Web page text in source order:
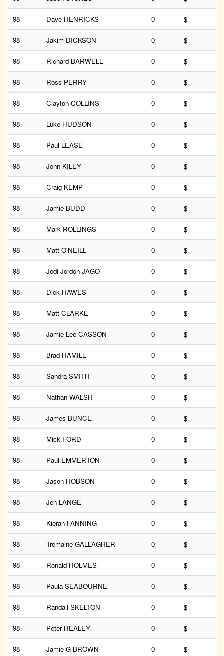
98 Dave HENRICKS 0 $ -
98 Jakim DICKSON 0 $ -
98 Richard BARWELL 0 $ -
98 Ross PERRY 0 $ -
98 Clayton COLLINS 0 $ -
98 Luke HUDSON 0 $ -
98 Paul LEASE 0 $ -
98 John KILEY 0 $ -
98 Craig KEMP 0 $ -
98 Jamie BUDD 0 $ -
98 Mark ROLLINGS 0 $ -
98 Matt O'NEILL 0 $ -
98 Jodi Jordon JAGO 0 $ -
98 Dick HAWES 0 $ -
98 Matt CLARKE 0 $ -
98 Jamie-Lee CASSON 0 $ -
98 Brad HAMILL 0 $ -
98 Sandra SMITH 0 $ -
98 Nathan WALSH 0 $ -
98 James BUNCE 0 $ -
98 Mick FORD 0 $ -
98 Paul EMMERTON 0 $ -
98 Jason HOBSON 0 $ -
98 Jen LANGE 0 $ -
98 Kieran FANNING 0 $ -
98 Tremaine GALLAGHER 0 $ -
98 Ronald HOLMES 0 $ -
98 Paula SEABOURNE 0 $ -
98 Randall SKELTON 0 $ -
98 Peter HEALEY 0 $ -
98 Jamie G BROWN 0 $ -